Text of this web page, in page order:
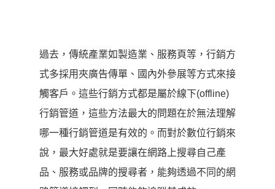
過去，傳統產業如製造業、服務頁等，行銷方
式多採用夾廣告傳單、國內外參展等方式來接
觸客戶。這些行銷方式都是屬於線下(offline)
行銷管道，這些方法最大的問題在於無法理解
哪一種行銷管道是有效的。而對於數位行銷來
說，最大好處就是要讓在網路上搜尋自己產
品、服務或品牌的搜尋者，能夠透過不同的網